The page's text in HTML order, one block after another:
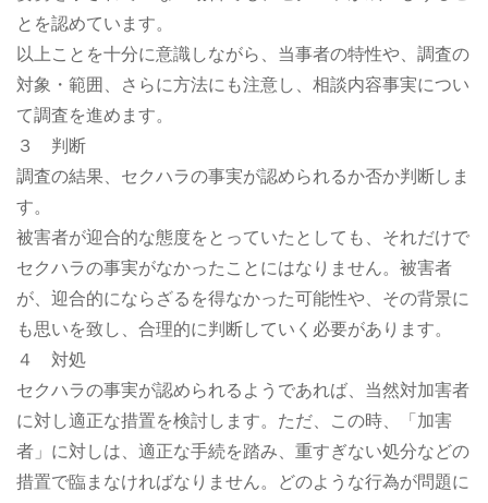
とを認めています。
以上ことを十分に意識しながら、当事者の特性や、調査の
対象・範囲、さらに方法にも注意し、相談内容事実につい
て調査を進めます。
３ 判断
調査の結果、セクハラの事実が認められるか否か判断しま
す。
被害者が迎合的な態度をとっていたとしても、それだけで
セクハラの事実がなかったことにはなりません。被害者
が、迎合的にならざるを得なかった可能性や、その背景に
も思いを致し、合理的に判断していく必要があります。
４ 対処
セクハラの事実が認められるようであれば、当然対加害者
に対し適正な措置を検討します。ただ、この時、「加害
者」に対しは、適正な手続を踏み、重すぎない処分などの
措置で臨まなければなりません。どのような行為が問題に